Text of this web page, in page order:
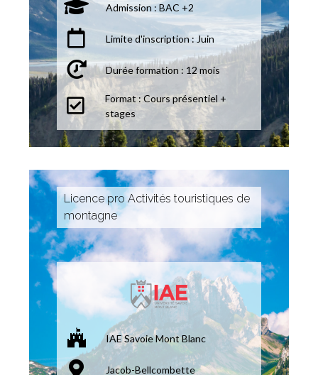
Admission : BAC +2
Limite d'inscription : Juin
Durée formation : 12 mois
Format : Cours présentiel +
stages
Licence pro Activités touristiques de
montagne
IAE Savoie Mont Blanc
Jacob-Bellcombette